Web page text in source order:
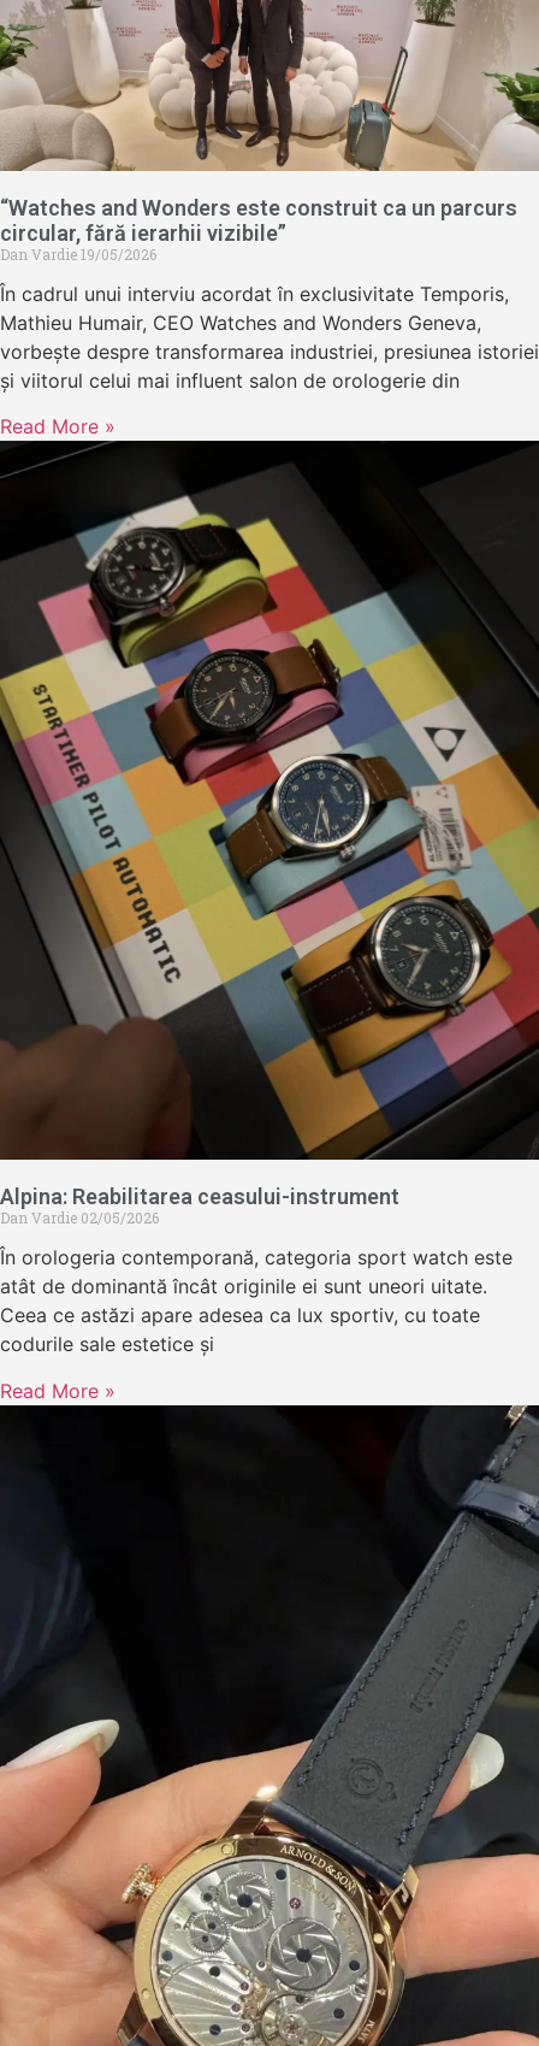
“Watches and Wonders este construit ca un parcurs
circular, fără ierarhii vizibile”
Dan Vardie19/05/2026
În cadrul unui interviu acordat în exclusivitate Temporis,
Mathieu Humair, CEO Watches and Wonders Geneva,
vorbește despre transformarea industriei, presiunea istoriei
și viitorul celui mai influent salon de orologerie din
Read More »
Alpina: Reabilitarea ceasului-instrument
Dan Vardie 02/05/2026
În orologeria contemporană, categoria sport watch este
atât de dominantă încât originile ei sunt uneori uitate.
Ceea ce astăzi apare adesea ca lux sportiv, cu toate
codurile sale estetice și
Read More »